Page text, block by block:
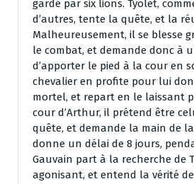
gardé par six lions. Tyolet,
d’autres, tente la quête, et la
Malheureusement, il se blesse
le combat, et demande donc à
d’apporter le pied à la cour en
chevalier en profite pour lui
mortel, et repart en le laissant
cour d’Arthur, il prétend être
quête, et demande la main de
donne un délai de 8 jours,
Gauvain part à la recherche de
agonisant, et entend la vérité